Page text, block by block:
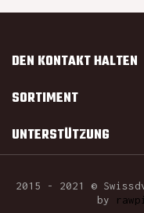
DEN KONTAKT HALTEN
SORTIMENT
UNTERSTÜTZUNG
2015 - 2021 ©
by